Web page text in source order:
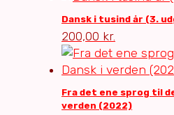
Dansk i tusind år (3.
200,00 kr.
Fra det ene sprog til
verden (2022)